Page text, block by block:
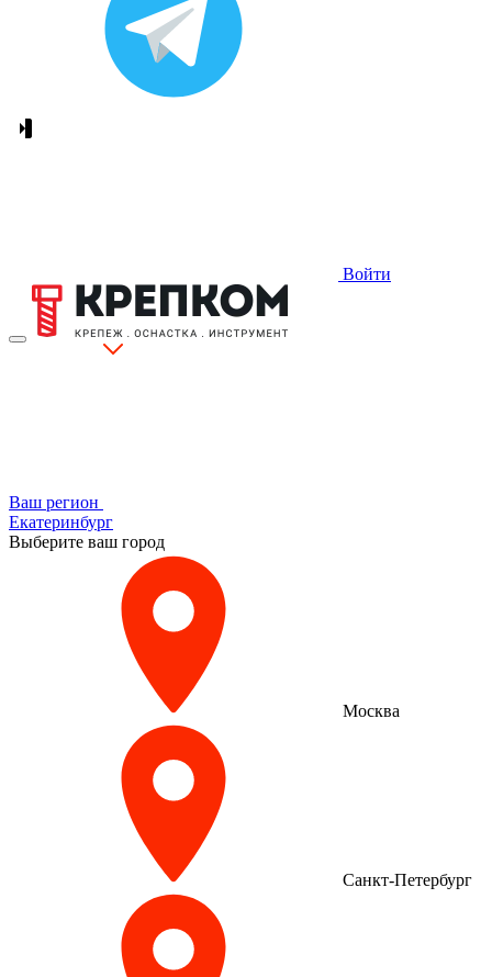
Войти
Ваш регион
Екатеринбург
Выберите ваш город
Москва
Санкт-Петербург